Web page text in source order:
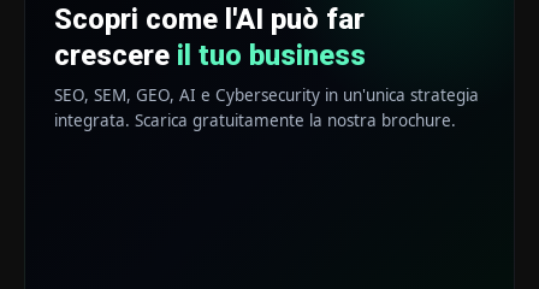
Scopri come l'AI può far
crescere il tuo business
SEO, SEM, GEO, AI e Cybersecurity in un'unica strategia
integrata. Scarica gratuitamente la nostra brochure.